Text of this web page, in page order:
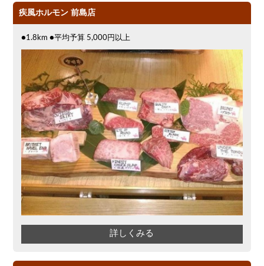
疾風ホルモン 前島店
●1.8km ●平均予算 5,000円以上
詳しくみる